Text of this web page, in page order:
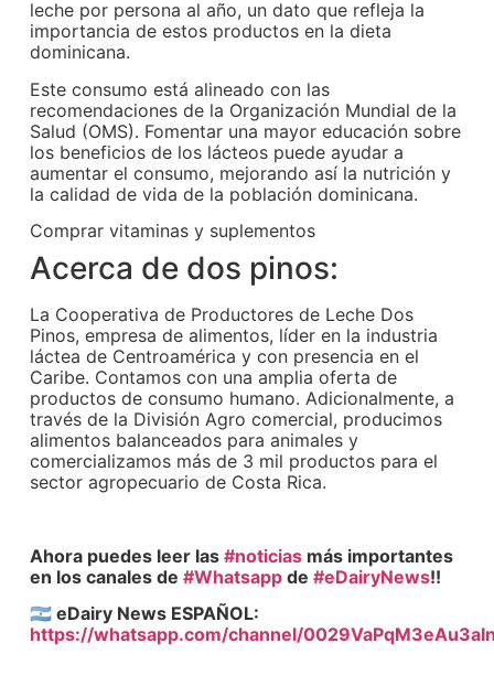
leche por persona al año, un dato que refleja la
importancia de estos productos en la dieta
dominicana.
Este consumo está alineado con las
recomendaciones de la Organización Mundial de la
Salud (OMS). Fomentar una mayor educación sobre
los beneficios de los lácteos puede ayudar a
aumentar el consumo, mejorando así la nutrición y
la calidad de vida de la población dominicana.
Comprar vitaminas y suplementos
Acerca de dos pinos:
La Cooperativa de Productores de Leche Dos
Pinos, empresa de alimentos, líder en la industria
láctea de Centroamérica y con presencia en el
Caribe. Contamos con una amplia oferta de
productos de consumo humano. Adicionalmente, a
través de la División Agro comercial, producimos
alimentos balanceados para animales y
comercializamos más de 3 mil productos para el
sector agropecuario de Costa Rica.
Ahora puedes leer las #noticias más importantes
en los canales de #Whatsapp de #eDairyNews!!
🇦🇷 eDairy News ESPAÑOL:
https://whatsapp.com/channel/